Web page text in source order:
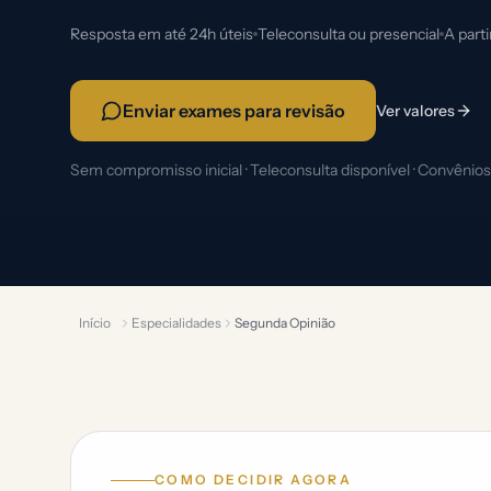
Resposta em até 24h úteis Teleconsulta ou presencial A
Enviar exames para revisão Ver valores
Sem compromisso inicial · Teleconsulta disponível ·
Início Especialidades Segunda Opinião
COMO DECIDIR AGORA